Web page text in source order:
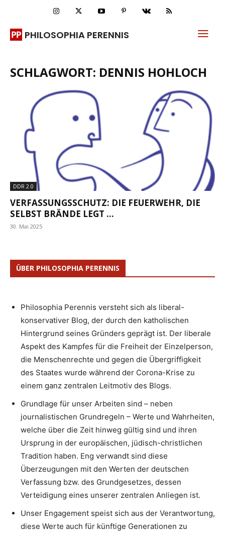
PHILOSOPHIA PERENNIS
SCHLAGWORT: DENNIS HOHLOCH
DDR 2.0
VERFASSUNGSSCHUTZ: DIE FEUERWEHR, DIE
SELBST BRÄNDE LEGT …
30. Mai 2025
ÜBER PHILOSOPHIA PERENNIS
Philosophia Perennis versteht sich als liberal-
konservativer Blog, der durch den katholischen
Hintergrund seines Gründers geprägt ist. Der liberale
Aspekt des Kampfes für die Freiheit der Einzelperson,
die Menschenrechte und gegen die Übergriffigkeit
des Staates wurde während der Corona-Krise zu
einem ganz zentralen Leitmotiv des Blogs.
Grundlage für unser Arbeiten sind – neben
journalistischen Grundregeln – Werte und Wahrheiten,
welche über die Zeit hinweg gültig sind und ihren
Ursprung in der europäischen, jüdisch-christlichen
Tradition haben. Eng verwandt sind diese
Überzeugungen mit den Werten der deutschen
Verfassung bzw. des Grundgesetzes, dessen
Verteidigung eines unserer zentralen Anliegen ist.
Unser Engagement speist sich aus der Verantwortung,
diese Werte auch für künftige Generationen zu